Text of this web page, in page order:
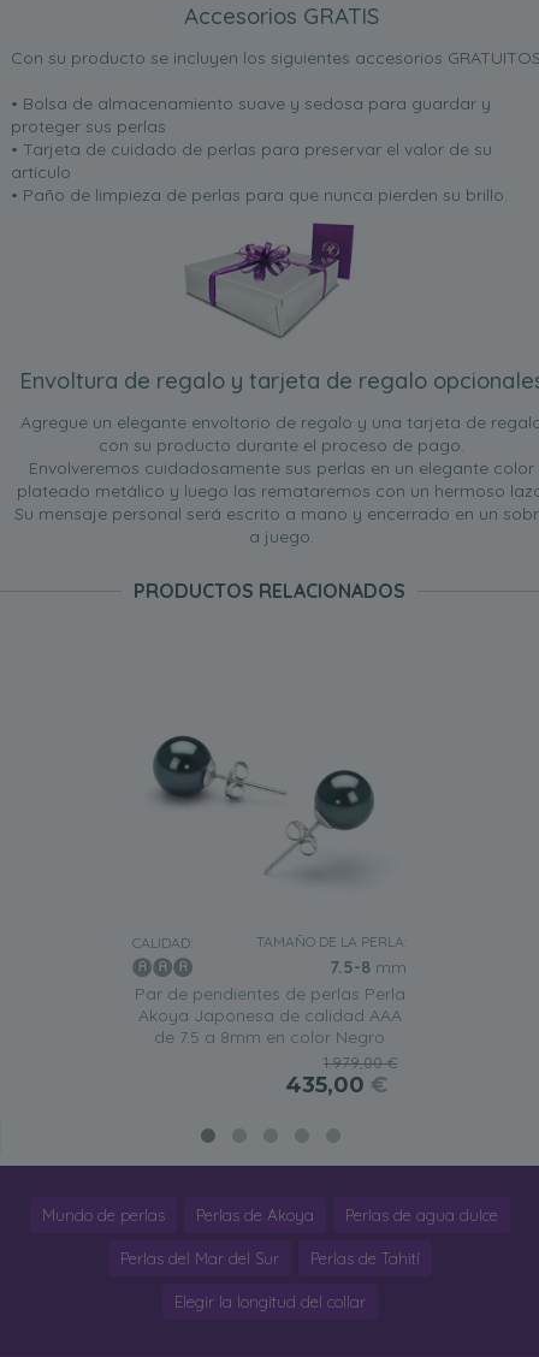
Accesorios GRATIS
Con su producto se incluyen los siguientes accesorios
• Bolsa de almacenamiento suave y sedosa para guardar y
proteger sus perlas
• Tarjeta de cuidado de perlas para preservar el valor de su
artículo
• Paño de limpieza de perlas para que nunca pierden su brillo.
Envoltura de regalo y tarjeta de regalo
Agregue un elegante envoltorio de regalo y una tarjeta de
con su producto durante el proceso de pago.
Envolveremos cuidadosamente sus perlas en un elegante color
plateado metálico y luego las remataremos con un hermoso
Su mensaje personal será escrito a mano y encerrado en un
a juego.
PRODUCTOS RELACIONADOS
CALIDAD: TAMAÑO DE LA PERLA:
7.5-8 mm
Par de pendientes de perlas Perla
Akoya Japonesa de calidad AAA
de 7.5 a 8mm en color Negro
1.979,00 €
435,00 €
Mundo de perlas Perlas de Akoya Perlas de agua dulce
Perlas del Mar del Sur Perlas de Tahití
Elegir la longitud del collar